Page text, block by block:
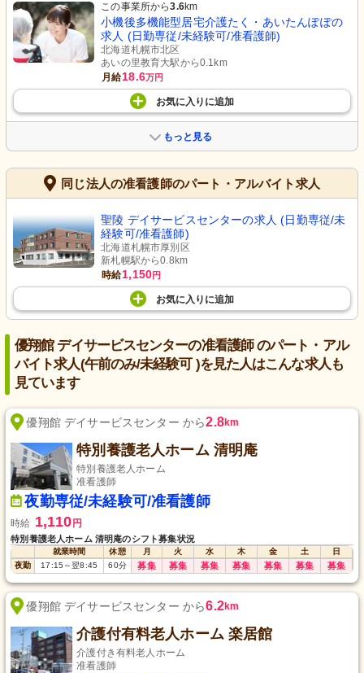
この事業所から3.6km
小機後多機能型居宅介護たく・あいたんぽぽの
求人 (日勤専従/未経験可/准看護師)
北海道札幌市北区
あいの里教育大駅から0.1km
月給18.6万円
お気に入り に追加
もっと見る
同じ法人の准看護師のパート・アルバイト求人
聖陵 デイサービスセンターの求人 (日勤専従/未
経験可/准看護師)
北海道札幌市厚別区
新札幌駅から0.8km
時給1,150円
お気に入り に追加
優翔館 デイサービスセンターの准看護師 のパート・アル
バイト求人(午前のみ/未経験可 )を見た人はこんな求人も
見ています
優翔館 デイサービスセンター から2.8km
特別養護老人ホーム 清明庵
特別養護老人ホーム
准看護師
夜勤専従/未経験可/准看護師
時給 1,110 円
特別養護老人ホーム 清明庵のシフト募集状況
就業時間 休憩 月 火 水 木 金 土
日
夜勤
17:15 ～翌8:45 60分 募集 募集 募集 募集 募集 募集 募集
優翔館 デイサービスセンター から6.2km
介護付有料老人ホーム 楽居館
介護付き有料老人ホーム
准看護師